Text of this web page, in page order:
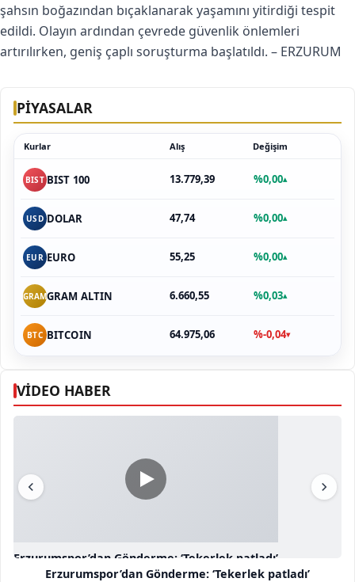
şahsın boğazından bıçaklanarak yaşamını yitirdiği tespit
edildi. Olayın ardından çevrede güvenlik önlemleri
artırılırken, geniş çaplı soruşturma başlatıldı. – ERZURUM
PİYASALAR
Kurlar Alış Değişim
BIST BIST 100 13.779,39 %0,00▴
USD DOLAR 47,74 %0,00▴
EUR EURO 55,25 %0,00▴
GRAMGRAM ALTIN 6.660,55 %0,03▴
BTC BITCOIN 64.975,06 %-0,04▾
VİDEO HABER
Erzurumspor’dan Gönderme: ‘Tekerlek patladı’
Erzurumspor’dan Gönderme: ‘Tekerlek patladı’